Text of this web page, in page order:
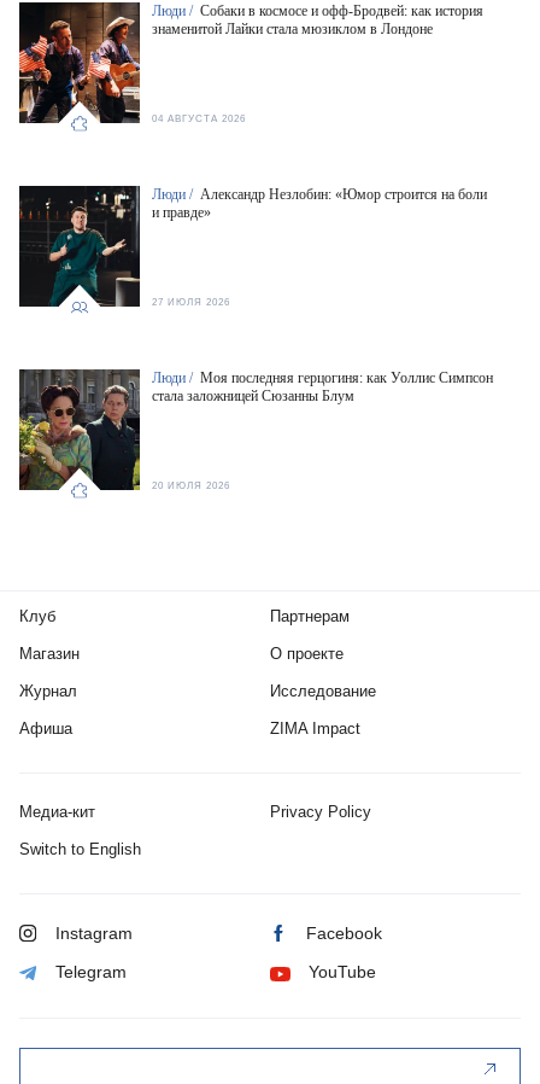
Люди / Собаки в космосе и офф-Бродвей: как история
знаменитой Лайки стала мюзиклом в Лондоне
04 АВГУСТА 2026
Люди / Александр Незлобин: «Юмор строится на боли
и правде»
27 ИЮЛЯ 2026
Люди / Моя последняя герцогиня: как Уоллис Симпсон
стала заложницей Сюзанны Блум
20 ИЮЛЯ 2026
Клуб
Магазин
Журнал
Афиша
Партнерам
О проекте
Исследование
ZIMA Impact
Медиа-кит Privacy Policy
Switch to English
Instagram Facebook
Telegram YouTube